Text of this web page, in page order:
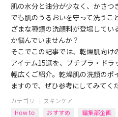
肌の水分と油分が少なく、かさ
でも肌のうるおいを守って洗うこ
ざまな種類の洗顔料が登場してい
か悩んでいませんか？
そこでこの記事では、乾燥肌向け
アイテム15選を、プチプラ・ド
幅広くご紹介。乾燥肌の洗顔のポ
ますので、ぜひ参考にしてみてく
カテゴリ ｜ スキンケア
How to
おすすめ 編集部企画